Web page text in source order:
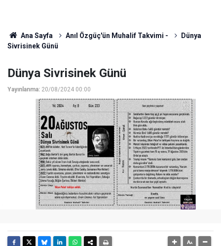
Ana Sayfa Anıl Özgüç'ün Muhalif Takvimi -
Dünya
Sivrisinek Günü
Dünya Sivrisinek Günü
Yayınlanma: 20/08/2024 00:00